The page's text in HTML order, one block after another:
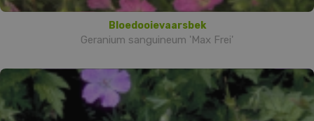
Bloedooievaarsbek
Geranium sanguineum 'Max Frei'